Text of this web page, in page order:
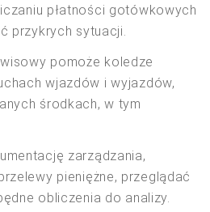
płatności gotówkowych
przykrych sytuacji.
pomoże koledze
wjazdów i wyjazdów,
środkach, w tym
zarządzania,
pieniężne, przeglądać
obliczenia do analizy.